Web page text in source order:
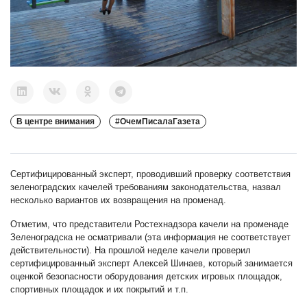
В центре внимания #ОчемПисалаГазета
Сертифицированный эксперт, проводивший проверку соответствия
зеленоградских качелей требованиям законодательства, назвал
несколько вариантов их возвращения на променад.
Отметим, что представители Ростехнадзора качели на променаде
Зеленоградска не осматривали (эта информация не соответствует
действительности). На прошлой неделе качели проверил
сертифицированный эксперт Алексей Шинаев, который занимается
оценкой безопасности оборудования детских игровых площадок,
спортивных площадок и их покрытий и т.п.